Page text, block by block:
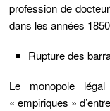
profession de
dans les années
Rupture des
Le monopole
« empiriques »